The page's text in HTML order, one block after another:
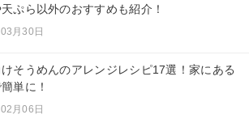
ぷら以外のおすすめも紹介！
月30日
そうめんのアレンジレシピ17選！家にある
単に！
月06日